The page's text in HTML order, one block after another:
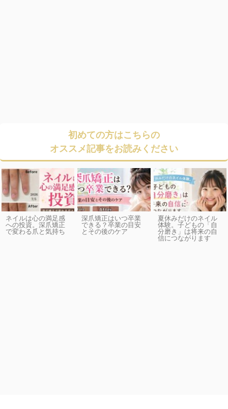
初めての方はこちらの
オススメ記事をお読みください
ネイルは心の満足感
への投資。深爪矯正
で変わる爪と気持ち
深爪矯正はいつ卒業
できる？卒業の目安
とその後のケア
夏休みだけのネイル
体験。子どもの「自
分磨き」は将来の自
信につながります